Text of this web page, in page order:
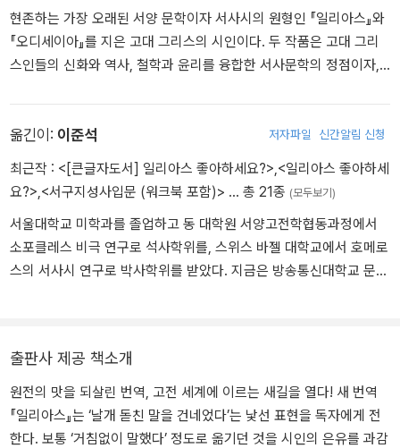
도 같이 렘노스로 곤두박질쳤답니다. 간신히 숨만 붙어 있는 채로요.
그 자리에 추락해 있던 저를 신티에스인들이 줄곧 보살펴줬던 거지
요.˝
현존하는 가장 오래된 서양 문학이자 서사시의 원형인 『일리아스』와
『오디세이아』를 지은 고대 그리스의 시인이다. 두 작품은 고대 그리
스인들의 신화와 역사, 철학과 윤리를 융합한 서사문학의 정점이자,
든 시인의 왕”이라 극찬했으며, 중세와 르네상스를 거쳐 근대에 이르
『일리아스』와 『오디세이아』는 고대 그리스에서 초등교육 교재로도
사용될 만큼 문학적 깊이와 윤리적 가치를 함께 지녔다. 호메로스의
개인적인 삶은 신화와 전설에 싸여 있다. 고대 전승에 따르면 그는 아
나톨리아반도 서부 이오니아 지역의 도시 스미르나에서 태어났으며,
아버지는 멜레스강의 신, 어머니는 강의 요정 크리테이스였다고 전해
절, 호메로스는 서사시를 전하며 생계를 이어갔는데, 제자인 테스토
리데스가 이를 몰래 필사해 자신의 것이라 주장하며 공연했다는 일화
도 있다. 이에 분개한 호메로스는 키오스섬까지 직접 찾아가 이를 바
로잡았고, 아예 그곳에 머물며 제자들을 가르치고 시를 전수했다. 결
옮긴이: 이준석 저자파일 신간알림 신청
최근작 : <[큰글자도서] 일리아스 좋아하세요?> <일리아스 좋아하세
요?> <서구지성사입문 (워크북 포함)> … 총 21종 (모두보기)
서울대학교 미학과를 졸업하고 동 대학원 서양고전학협동과정에서
소포클레스 비극 연구로 석사학위를, 스위스 바젤 대학교에서 호메로
스의 서사시 연구로 박사학위를 받았다. 지금은 방송통신대학교 문화
출판사 제공 책소개
원전의 맛을 되살린 번역, 고전 세계에 이르는 새길을 열다! 새 번역
『일리아스』는 ‘날개 돋친 말을 건네었다’는 낯선 표현을 독자에게 전
한다. 보통 ‘거침없이 말했다’ 정도로 옮기던 것을 시인의 은유를 과감